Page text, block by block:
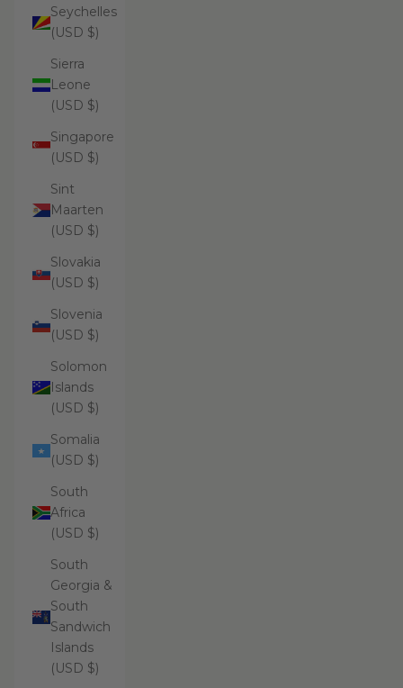
Seychelles
(USD $)
Sierra
Leone
(USD $)
Singapore
(USD $)
Sint
Maarten
(USD $)
Slovakia
(USD $)
Slovenia
(USD $)
Solomon
Islands
(USD $)
Somalia
(USD $)
South
Africa
(USD $)
South
Georgia &
South
Sandwich
Islands
(USD $)